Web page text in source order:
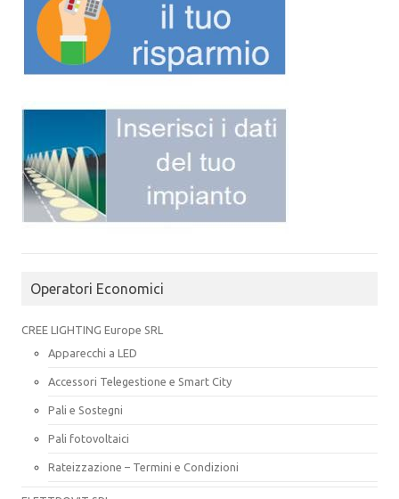
Operatori Economici
CREE LIGHTING Europe SRL
Apparecchi a LED
Accessori Telegestione e Smart City
Pali e Sostegni
Pali fotovoltaici
Rateizzazione – Termini e Condizioni